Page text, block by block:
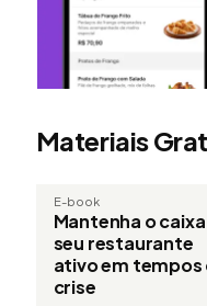
Materiais
E-book
Mantenha o
seu restaurante
ativo em tempos
crise